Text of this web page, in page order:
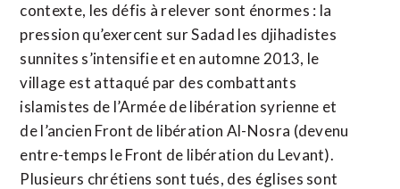
contexte, les défis à relever sont énormes : la
pression qu’exercent sur Sadad les djihadistes
sunnites s’intensifie et en automne 2013, le
village est attaqué par des combattants
islamistes de l’Armée de libération syrienne et
de l’ancien Front de libération Al-Nosra (devenu
entre-temps le Front de libération du Levant).
Plusieurs chrétiens sont tués, des églises sont